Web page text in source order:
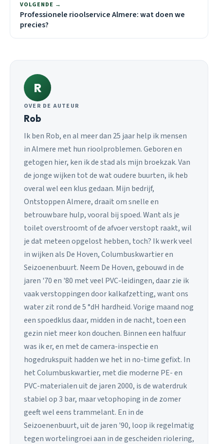
VOLGENDE →
Professionele rioolservice Almere: wat doen we
precies?
R
OVER DE AUTEUR
Rob
Ik ben Rob, en al meer dan 25 jaar help ik mensen
in Almere met hun rioolproblemen. Geboren en
getogen hier, ken ik de stad als mijn broekzak. Van
de jonge wijken tot de wat oudere buurten, ik heb
overal wel een klus gedaan. Mijn bedrijf,
Ontstoppen Almere, draait om snelle en
betrouwbare hulp, vooral bij spoed. Want als je
toilet overstroomt of de afvoer verstopt raakt, wil
je dat meteen opgelost hebben, toch? Ik werk veel
in wijken als De Hoven, Columbuskwartier en
Seizoenenbuurt. Neem De Hoven, gebouwd in de
jaren '70 en '80 met veel PVC-leidingen, daar zie ik
vaak verstoppingen door kalkafzetting, want ons
water zit rond de 5 °dH hardheid. Vorige maand nog
een spoedklus daar, midden in de nacht, toen een
gezin niet meer kon douchen. Binnen een halfuur
was ik er, en met de camera-inspectie en
hogedrukspuit hadden we het in no-time gefixt. In
het Columbuskwartier, met die moderne PE- en
PVC-materialen uit de jaren 2000, is de waterdruk
stabiel op 3 bar, maar vetophoping in de zomer
geeft wel eens trammelant. En in de
Seizoenenbuurt, uit de jaren '90, loop ik regelmatig
tegen wortelingroei aan in de gescheiden riolering,